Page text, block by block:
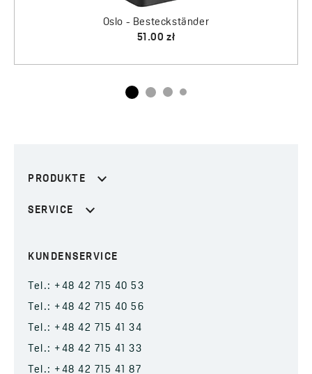
PRODUKTE
SERVICE
KUNDENSERVICE
Tel.: +48 42 715 40 53
Tel.: +48 42 715 40 56
Tel.: +48 42 715 41 34
Tel.: +48 42 715 41 33
Tel.: +48 42 715 41 87